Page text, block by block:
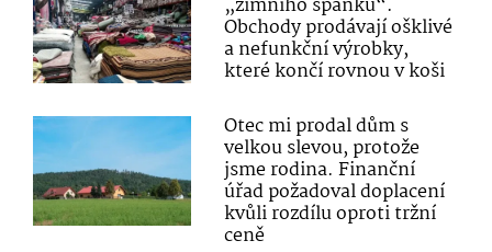
Obchody prodávají ošklivé
a nefunkční výrobky,
které končí rovnou v koši
Otec mi prodal dům s
velkou slevou, protože
jsme rodina. Finanční
úřad požadoval doplacení
kvůli rozdílu oproti tržní
ceně